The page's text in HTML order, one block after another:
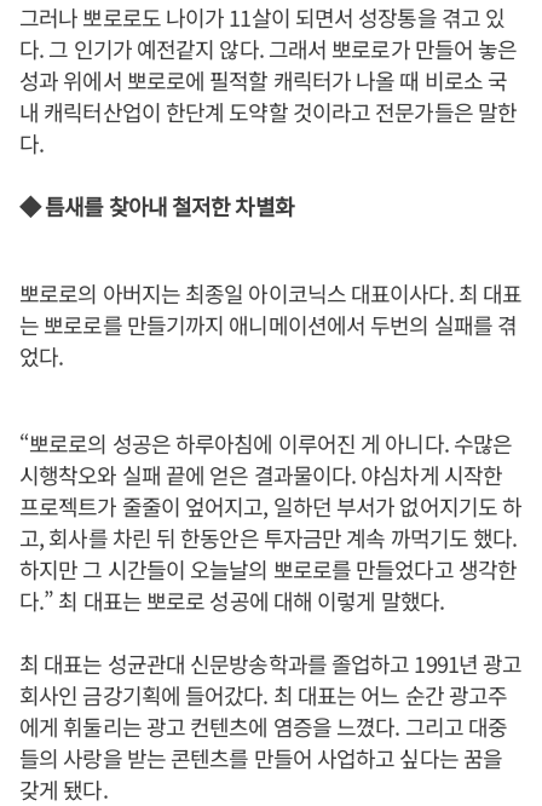
그러나 뽀로로도 나이가 11살이 되면서 성장통을 겪고 있
다. 그 인기가 예전같지 않다. 그래서 뽀로로가 만들어 놓은
성과 위에서 뽀로로에 필적할 캐릭터가 나올 때 비로소 국
내 캐릭터산업이 한단계 도약할 것이라고 전문가들은 말한
다.
◆ 틈새를 찾아내 철저한 차별화
뽀로로의 아버지는 최종일 아이코닉스 대표이사다. 최 대표
는 뽀로로를 만들기까지 애니메이션에서 두번의 실패를 겪
었다.
“뽀로로의 성공은 하루아침에 이루어진 게 아니다. 수많은
시행착오와 실패 끝에 얻은 결과물이다. 야심차게 시작한
프로젝트가 줄줄이 엎어지고, 일하던 부서가 없어지기도 하
고, 회사를 차린 뒤 한동안은 투자금만 계속 까먹기도 했다.
하지만 그 시간들이 오늘날의 뽀로로를 만들었다고 생각한
다.” 최 대표는 뽀로로 성공에 대해 이렇게 말했다.
최 대표는 성균관대 신문방송학과를 졸업하고 1991년 광고
회사인 금강기획에 들어갔다. 최 대표는 어느 순간 광고주
에게 휘둘리는 광고 컨텐츠에 염증을 느꼈다. 그리고 대중
들의 사랑을 받는 콘텐츠를 만들어 사업하고 싶다는 꿈을
갖게 됐다.